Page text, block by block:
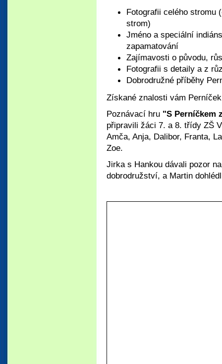
Fotografii celého stromu
strom)
Jméno a speciální
zapamatování
Zajímavosti o původu,
Fotografii s detaily a z
Dobrodružné příběhy
Získané znalosti vám
Poznávací hru "S Perníčkem
připravili žáci 7. a 8. třídy ZŠ
Amča, Anja, Dalibor, Franta,
Zoe.
Jirka s Hankou dávali pozor
dobrodružství, a Martin